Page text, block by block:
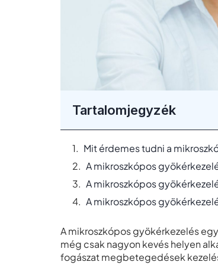
Tartalomjegyzék
Mit érdemes tudni a
A mikroszkópos
A mikroszkópos
A mikroszkópos
A mikroszkópos gyökérkezelés
még csak nagyon kevés helyen
fogászat megbetegedések